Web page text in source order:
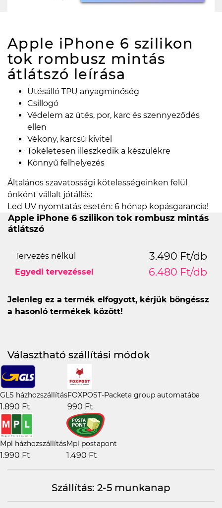
Apple iPhone 6 szilikon
tok rombusz mintás
átlátszó leírása
Ütésálló TPU anyagminőség
Csillogó
Védelem az ütés, por, karc és szennyeződés
ellen
Vékony, karcsú kivitel
Tökéletesen illeszkedik a készülékre
Könnyű felhelyezés
Általános szavatossági kötelességeinken felül
önként vállalt jótállás:
Led UV nyomtatás esetén: 6 hónap kopásgarancia!
Apple iPhone 6 szilikon tok rombusz mintás
átlátszó
Tervezés nélkül 3.490 Ft/db
Egyedi tervezéssel 6.480 Ft/db
Jelenleg ez a termék elfogyott, kérjük böngéssz
a hasonló termékek között!
Választható szállítási módok
GLS házhozszállítás
1.890 Ft
FOXPOST-Packeta group automatába
990 Ft
Mpl házhozszállítás
1.990 Ft
Mpl postapont
1.490 Ft
Szállítás: 2-5 munkanap